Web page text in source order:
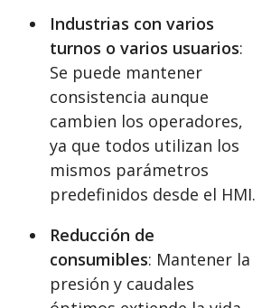
Industrias con varios
turnos o varios usuarios:
Se puede mantener
consistencia aunque
cambien los operadores,
ya que todos utilizan los
mismos parámetros
predefinidos desde el HMI.
Reducción de
consumibles: Mantener la
presión y caudales